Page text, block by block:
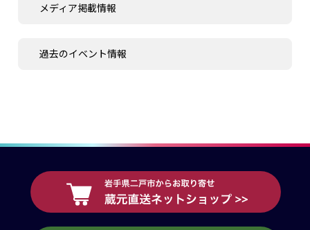
メディア掲載情報
過去のイベント情報